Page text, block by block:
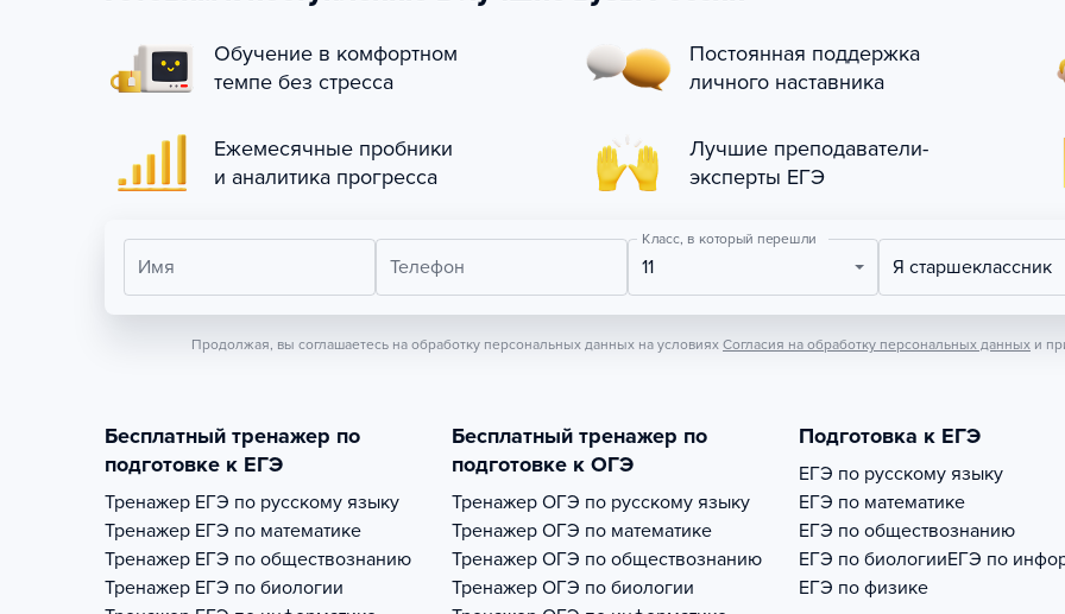
Обучение в комфортном
темпе без стресса
Постоянная поддержка
личного наставника
Ежемесячные пробники
и аналитика прогресса
Лучшие преподаватели-
эксперты ЕГЭ
Имя Телефон
Класс, в который перешли
11 Я старшеклассник
Продолжая, вы соглашаетесь на обработку персональных данных на условиях Согласия на обработку персональных данных и
Бесплатный тренажер по
подготовке к ЕГЭ
Тренажер ЕГЭ по русскому языку
Тренажер ЕГЭ по математике
Тренажер ЕГЭ по обществознанию
Тренажер ЕГЭ по биологии
Бесплатный тренажер по
подготовке к ОГЭ
Тренажер ОГЭ по русскому языку
Тренажер ОГЭ по математике
Тренажер ОГЭ по обществознанию
Тренажер ОГЭ по биологии
Подготовка к ЕГЭ
ЕГЭ по русскому языку
ЕГЭ по математике
ЕГЭ по обществознанию
ЕГЭ по биологииЕГЭ по
ЕГЭ по физике